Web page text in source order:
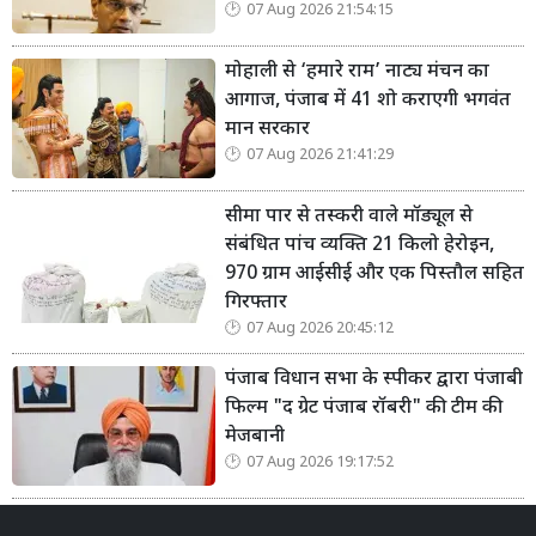
07 Aug 2026 21:54:15
मोहाली से ‘हमारे राम’ नाट्य मंचन का
आगाज, पंजाब में 41 शो कराएगी भगवंत
मान सरकार
07 Aug 2026 21:41:29
सीमा पार से तस्करी वाले मॉड्यूल से
संबंधित पांच व्यक्ति 21 किलो हेरोइन,
970 ग्राम आईसीई और एक पिस्तौल सहित
गिरफ्तार
07 Aug 2026 20:45:12
पंजाब विधान सभा के स्पीकर द्वारा पंजाबी
फिल्म "द ग्रेट पंजाब रॉबरी" की टीम की
मेजबानी
07 Aug 2026 19:17:52